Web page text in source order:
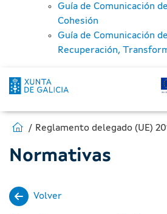
Guía de Comunicación
Cohesión
Guía de Comunicación
Recuperación,
Estás en:
Ir a Fondos Europeos
Normativas
Volver